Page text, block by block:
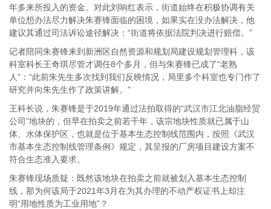
年多来所投入的资金。对此刘响红表示，街道始终在积极协调有关
单位想办法尽力解决朱赛锋面临的困境，如果实在没办法解决，他
建议其通过司法诉讼途径解决：“街道将依据法院判决进行赔偿。”
记者陪同朱赛锋来到新洲区自然资源和规划局建设规划管理科，该
科室科长王奇琪尽管才调任8个多月，但与朱赛锋已成了“老熟
人”：“此前朱先生多次找到我们反映情况，局里多个科室也专门作了
研究并向朱先生作了政策讲解。”
王科长说，朱赛锋是于2019年通过法拍取得的“武汉市江北油脂经贸
公司”地块的，但早在拍卖之前若干年，该宗地块性质就已属于山
体、水体保护区，也就是位于基本生态控制线范围内，按照《武汉
市基本生态控制线管理条例》规定，其呈报的厂房项目建设方案不
符合生态准入要求。
朱赛锋现场质疑：既然该地块在拍卖之前就被划入基本生态控制
线，那为何该局于2021年3月在为其办理的不动产权证书上却注
明“用地性质为工业用地”？